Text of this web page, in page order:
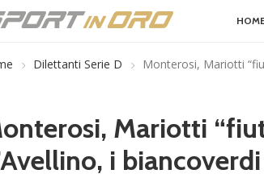
Dilettanti Serie D Monterosi, Mariotti
Mariotti
i